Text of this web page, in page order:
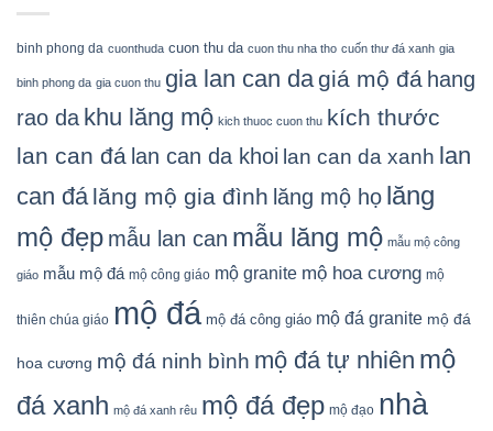
binh phong da cuonthuda cuon thu da cuon thu nha tho cuốn thư đá xanh gia
binh phong da gia cuon thu gia lan can dagiá mộ đá hang
rao da khu lăng mộ kich thuoc cuon thu kích thước
lan can đá lan can da khoi lan can da xanh lan
can đá lăng mộ gia đình lăng mộ họ lăng
mộ đẹp mẫu lan can mẫu lăng mộ mẫu mộ công
giáo mẫu mộ đá mộ công giáo mộ granite mộ hoa cương mộ
thiên chúa giáo mộ đá mộ đá công giáo mộ đá granite mộ đá
hoa cương mộ đá ninh bình mộ đá tự nhiên mộ
đá xanh mộ đá xanh rêu mộ đá đẹp mộ đạo nhà